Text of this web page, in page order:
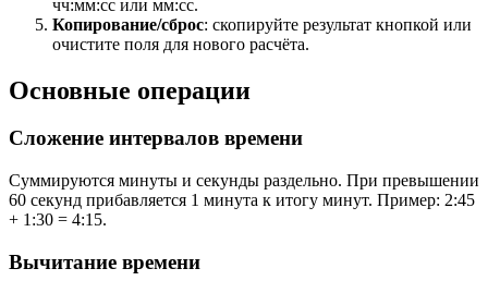
чч:мм:сс или мм:сс.
Копирование/сброс: скопируйте результат кнопкой или
очистите поля для нового расчёта.
Основные операции
Сложение интервалов времени
Суммируются минуты и секунды раздельно. При превышении
60 секунд прибавляется 1 минута к итогу минут. Пример: 2:45
+ 1:30 = 4:15.
Вычитание времени